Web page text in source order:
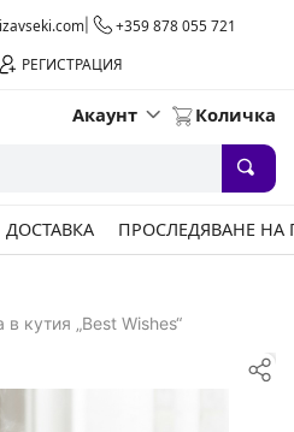
|
+359 878 055 721
РЕГИСТРАЦИЯ
Акаунт Количка
ДОСТАВКА ПРОСЛЕДЯВАНЕ НА
кутия „Best Wishes“